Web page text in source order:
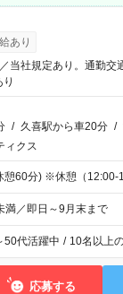
あり
当社規定あり。通勤交
/ 久喜駅から車20分 /
ィクス
60分) ※休憩（12:00-
満／即日～9月末まで
50代活躍中 / 10名以上
応募する